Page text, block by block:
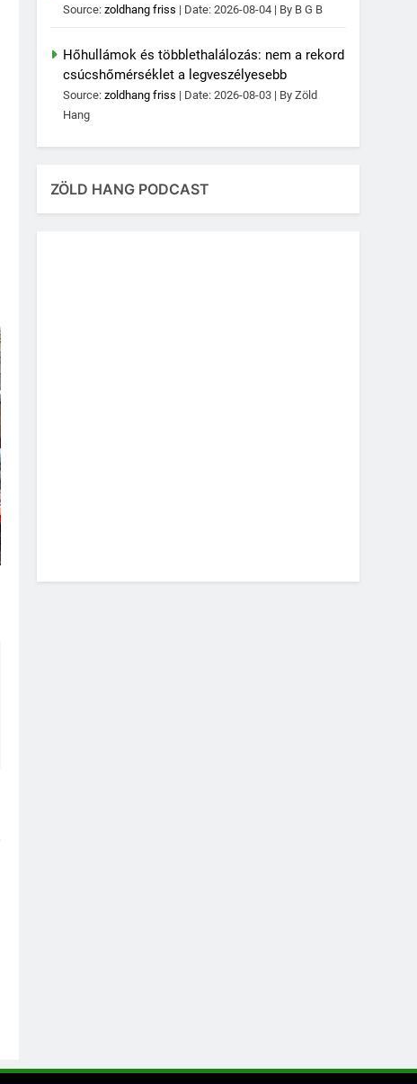
Source:zoldhang friss Date: 2026-08-04 By B G B
Hőhullámok és többlethalálozás: nem a rekord
csúcshőmérséklet a legveszélyesebb
Source:zoldhang friss Date: 2026-08-03
By Zöld
Hang
ZÖLD HANG PODCAST